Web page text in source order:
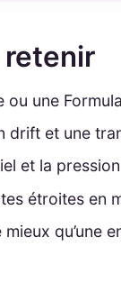
retenir
une
drift et une
et la
étroites en
qu’une